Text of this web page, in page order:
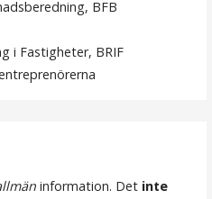
BFB
i Fastigheter, BRIF
information. Det inte